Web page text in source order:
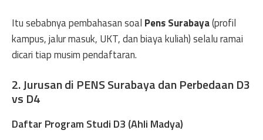
Itu sebabnya pembahasan soal Pens Surabaya(profil
kampus, jalur masuk, UKT, dan biaya kuliah) selalu ramai
dicari tiap musim pendaftaran.
2. Jurusan di PENS Surabaya dan Perbedaan D3
vs D4
Daftar Program Studi D3 (Ahli Madya)